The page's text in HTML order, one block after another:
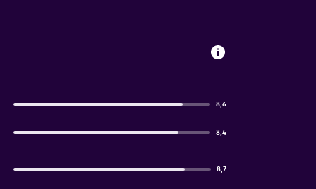
8,6
8,4
8,7